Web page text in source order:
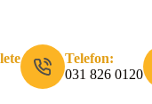
Telefon:
031 826 0120